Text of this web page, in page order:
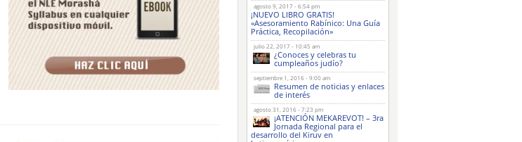
agosto 9, 2017 - 6:54 pm
¡NUEVO LIBRO GRATIS!
«Asesoramiento Rabínico: Una Guía
Práctica, Recopilación»
julio 22, 2017 - 10:45 am
¿Conoces y celebras tu
cumpleaños judío?
septiembre 1, 2016 - 9:00 am
Resumen de noticias y enlaces
de interés
agosto 31, 2016 - 7:23 pm
¡ATENCIÓN MEKAREVOT! – 3ra
Jornada Regional para el
desarrollo del Kiruv en